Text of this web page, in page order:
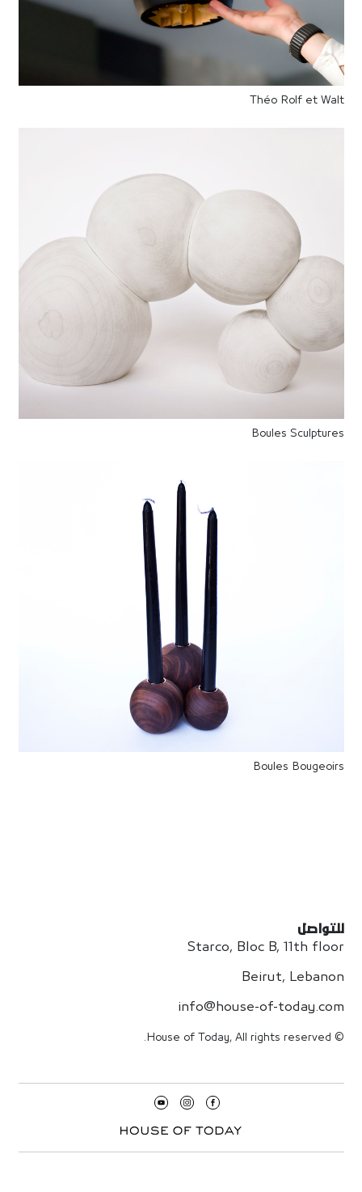
Théo Rolf et Walt
Boules Sculptures
Boules Bougeoirs
للتواصل
Starco, Bloc B, 11th floor
Beirut, Lebanon
info@house-of-today.com
© House of Today, All rights reserved.